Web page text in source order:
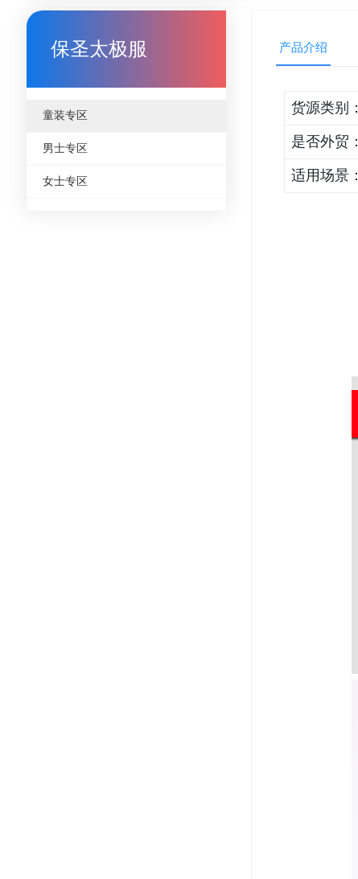
保圣太极服
童装专区
男士专区
女士专区
产品介绍
货源类别：
是否外贸：
适用场景：